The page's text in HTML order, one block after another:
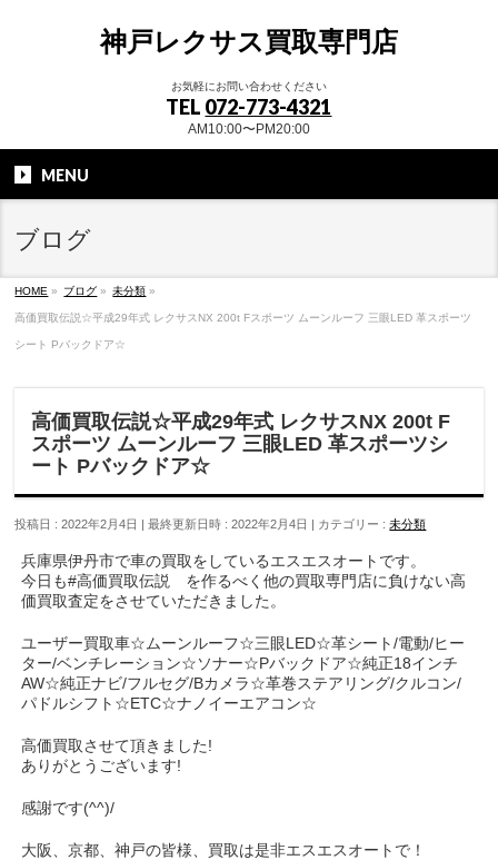
神戸レクサス買取専門店
お気軽にお問い合わせください
TEL 072-773-4321
AM10:00〜PM20:00
MENU
ブログ
HOME » ブログ » 未分類 »
高価買取伝説☆平成29年式 レクサスNX 200t Fスポーツ ムーンルーフ 三眼LED 革スポーツ
シート Pバックドア☆
高価買取伝説☆平成29年式 レクサスNX 200t F
スポーツ ムーンルーフ 三眼LED 革スポーツシ
ート Pバックドア☆
投稿日 : 2022年2月4日 最終更新日時 : 2022年2月4日 カテゴリー :未分類
兵庫県伊丹市で車の買取をしているエスエスオートです。
今日も#高価買取伝説 を作るべく他の買取専門店に負けない高
価買取査定をさせていただきました。
ユーザー買取車☆ムーンルーフ☆三眼LED☆革シート/電動/ヒー
ター/ベンチレーション☆ソナー☆Pバックドア☆純正18インチ
AW☆純正ナビ/フルセグ/Bカメラ☆革巻ステアリング/クルコン/
パドルシフト☆ETC☆ナノイーエアコン☆
高価買取させて頂きました!
ありがとうございます!
感謝です(^^)/
大阪、京都、神戸の皆様、買取は是非エスエスオートで！